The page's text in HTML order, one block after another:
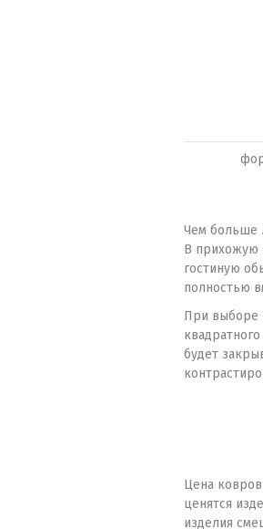
Чем больше
В прихожую
гостиную
полностью
При выборе
будет
Цена
ценятся
изделия